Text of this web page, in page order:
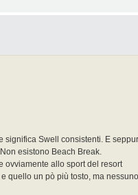
significa Swell consistenti. E seppur
esistono Beach Break.
ovviamente allo sport del resort
quello un pò più tosto, ma